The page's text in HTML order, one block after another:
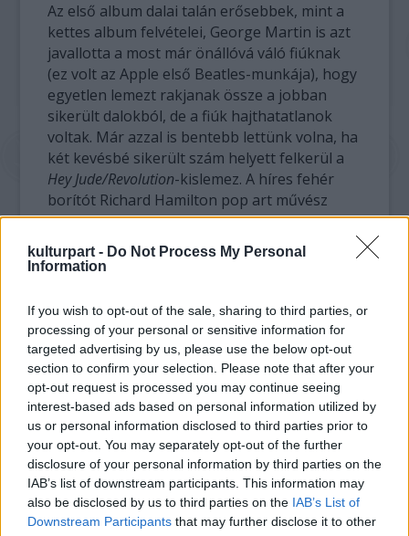
kulturpart - Do Not Process My Personal
Information
If you wish to opt-out of the sale, sharing to third parties, or
processing of your personal or sensitive information for
targeted advertising by us, please use the below opt-out
section to confirm your selection. Please note that after your
opt-out request is processed you may continue seeing
interest-based ads based on personal information utilized by
us or personal information disclosed to third parties prior to
your opt-out. You may separately opt-out of the further
disclosure of your personal information by third parties on the
IAB’s list of downstream participants. This information may
also be disclosed by us to third parties on the IAB’s List of
Downstream Participants that may further disclose it to other
Az első album dalai talán erősebbek, mint a
kettes album felvételei, George Martin is azt
javallotta a most már önállóvá váló fiúknak
(ez volt az Apple első Beatles-munkája), hogy
egyetlen lemezt rakjanak össze a jobban
sikerült dalokból, de a fiúk hajthatatlanok
voltak. Már azzal is bentebb lettünk volna, ha
két kevésbé sikerült szám helyett felkerül a
Hey Jude/Revolution-kislemez. A híres fehér
borítót Richard Hamilton pop art művész
tervezte, aki úgy érezte, hogy meg kell
alkotni a finoman szólva is tarka Sergent
Peppers ellenpontját. Nos, sikerült.
A Yellow